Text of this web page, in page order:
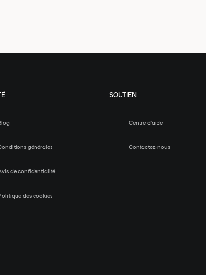
générales
de confidentialité
des cookies
SOUTIEN
Centre d'aide
Contactez-nous